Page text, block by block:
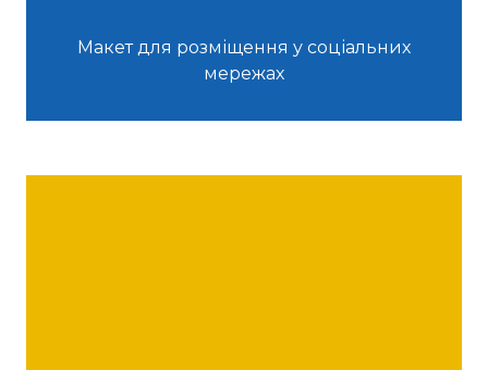
Макет для розміщення у соціальних
мережах